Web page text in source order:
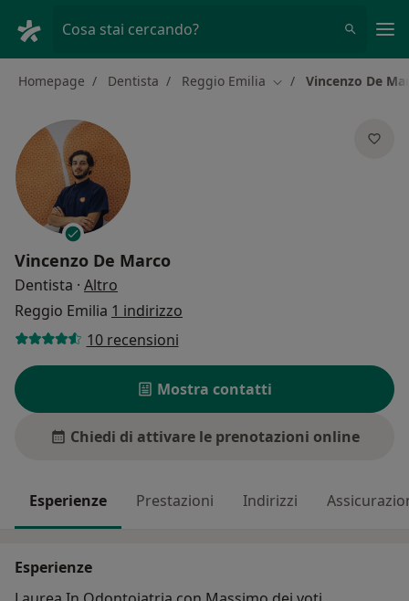
Cosa stai cercando?
Homepage Dentista Reggio Emilia Cambia città
Vincenzo De
Vincenzo De Marco
Dentista · Altro
Reggio Emilia 1 indirizzo
10 recensioni
Mostra contatti
Chiedi di attivare le prenotazioni online
Esperienze Prestazioni Indirizzi
Esperienze